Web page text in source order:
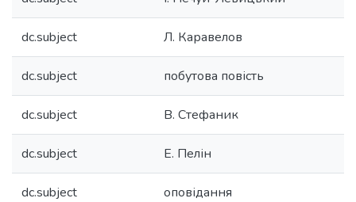
dc.subject Л. Каравелов
dc.subject побутова повість
dc.subject В. Стефаник
dc.subject Е. Пелін
dc.subject оповідання